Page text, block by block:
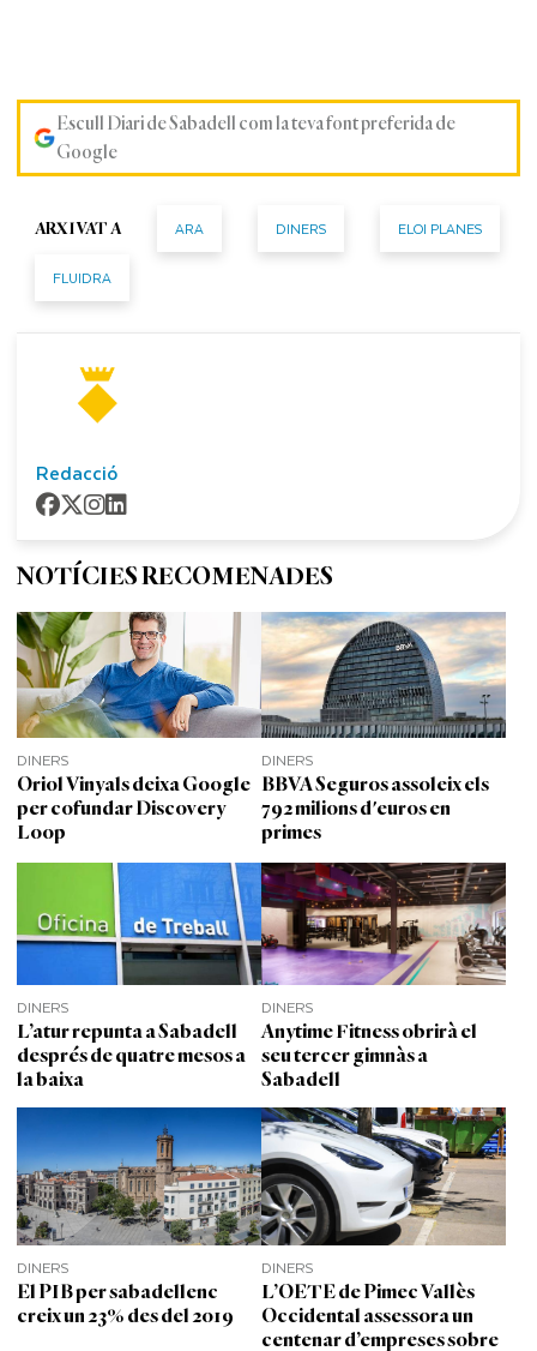
Escull Diari de Sabadell com la teva font preferida de
Google
ARXIVAT A ARA DINERS ELOI PLANES
FLUIDRA
Redacció
NOTÍCIES RECOMENADES
DINERS
Oriol Vinyals deixa Google
per cofundar Discovery
Loop
DINERS
BBVA Seguros assoleix els
792 milions d'euros en
primes
DINERS
L’atur repunta a Sabadell
després de quatre mesos a
la baixa
DINERS
Anytime Fitness obrirà el
seu tercer gimnàs a
Sabadell
DINERS
El PIB per sabadellenc
creix un 23% des del 2019
DINERS
L’OETE de Pimec Vallès
Occidental assessora un
centenar d’empreses sobre